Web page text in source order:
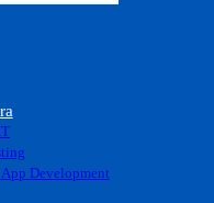
Development